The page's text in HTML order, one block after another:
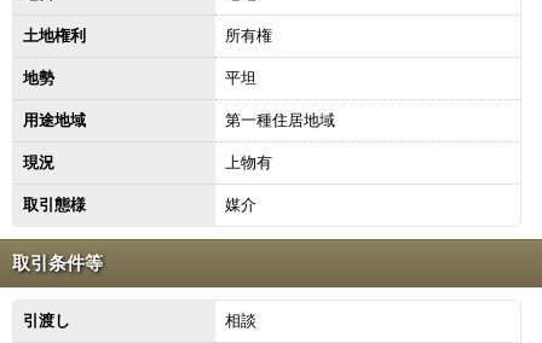
土地権利 所有権
地勢 平坦
用途地域 第一種住居地域
現況 上物有
取引態様 媒介
取引条件等
引渡し 相談